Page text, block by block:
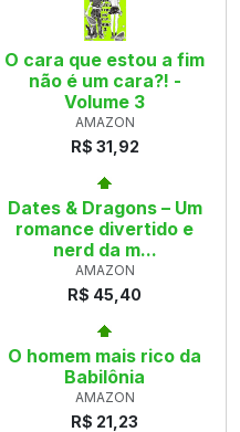
O cara que estou a fim
não é um cara?! -
Volume 3
AMAZON
R$ 31,92
Dates & Dragons – Um
romance divertido e
nerd da m...
AMAZON
R$ 45,40
O homem mais rico da
Babilônia
AMAZON
R$ 21,23